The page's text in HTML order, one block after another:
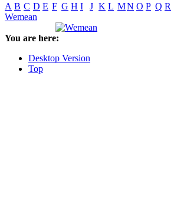
A B C D E F G H I J K L MN O P Q R
Wemean
You are here:
Desktop Version
Top